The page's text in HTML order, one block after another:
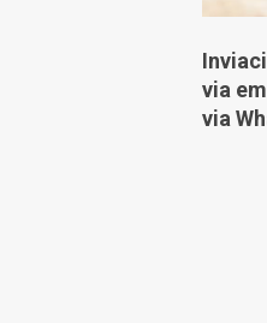
via
via